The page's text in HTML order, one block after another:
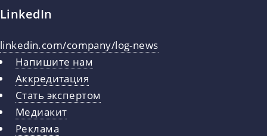
LinkedIn
linkedin.com/company/log-news
Напишите нам
Аккредитация
Стать экспертом
Медиакит
Реклама